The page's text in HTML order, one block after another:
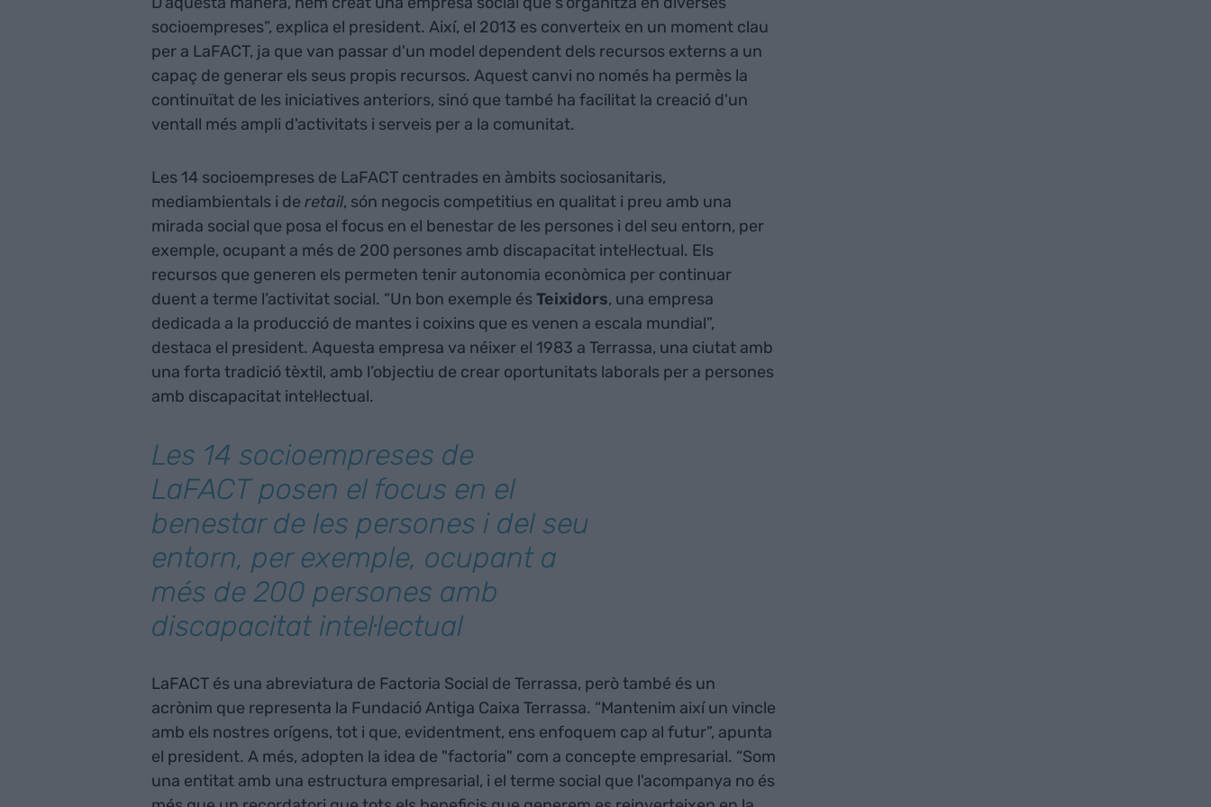
socioempreses”, explica el president. Així, el 2013 es converteix en un moment clau
per a LaFACT, ja que van passar d'un model dependent dels recursos externs a un
capaç de generar els seus propis recursos. Aquest canvi no només ha permès la
continuïtat de les iniciatives anteriors, sinó que també ha facilitat la creació d'un
ventall més ampli d'activitats i serveis per a la comunitat.
Les 14 socioempreses de LaFACT centrades en àmbits sociosanitaris,
mediambientals i de retail, són negocis competitius en qualitat i preu amb una
mirada social que posa el focus en el benestar de les persones i del seu entorn, per
exemple, ocupant a més de 200 persones amb discapacitat intel·lectual. Els
recursos que generen els permeten tenir autonomia econòmica per continuar
duent a terme l’activitat social. “Un bon exemple ésTeixidors, una empresa
dedicada a la producció de mantes i coixins que es venen a escala mundial”,
destaca el president. Aquesta empresa va néixer el 1983 a Terrassa, una ciutat amb
una forta tradició tèxtil, amb l’objectiu de crear oportunitats laborals per a persones
amb discapacitat intel·lectual.
Les 14 socioempreses de
LaFACT posen el focus en el
benestar de les persones i del seu
entorn, per exemple, ocupant a
més de 200 persones amb
discapacitat intel·lectual
LaFACT és una abreviatura de Factoria Social de Terrassa, però també és un
acrònim que representa la Fundació Antiga Caixa Terrassa. “Mantenim així un vincle
amb els nostres orígens, tot i que, evidentment, ens enfoquem cap al futur”, apunta
el president. A més, adopten la idea de "factoria" com a concepte empresarial. “Som
una entitat amb una estructura empresarial, i el terme social que l'acompanya no és